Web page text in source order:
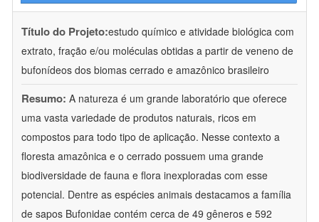
Título do Projeto:estudo químico e atividade biológica com
extrato, fração e/ou moléculas obtidas a partir de veneno de
bufonídeos dos biomas cerrado e amazônico brasileiro
Resumo: A natureza é um grande laboratório que oferece
uma vasta variedade de produtos naturais, ricos em
compostos para todo tipo de aplicação. Nesse contexto a
floresta amazônica e o cerrado possuem uma grande
biodiversidade de fauna e flora inexploradas com esse
potencial. Dentre as espécies animais destacamos a família
de sapos Bufonidae contém cerca de 49 gêneros e 592